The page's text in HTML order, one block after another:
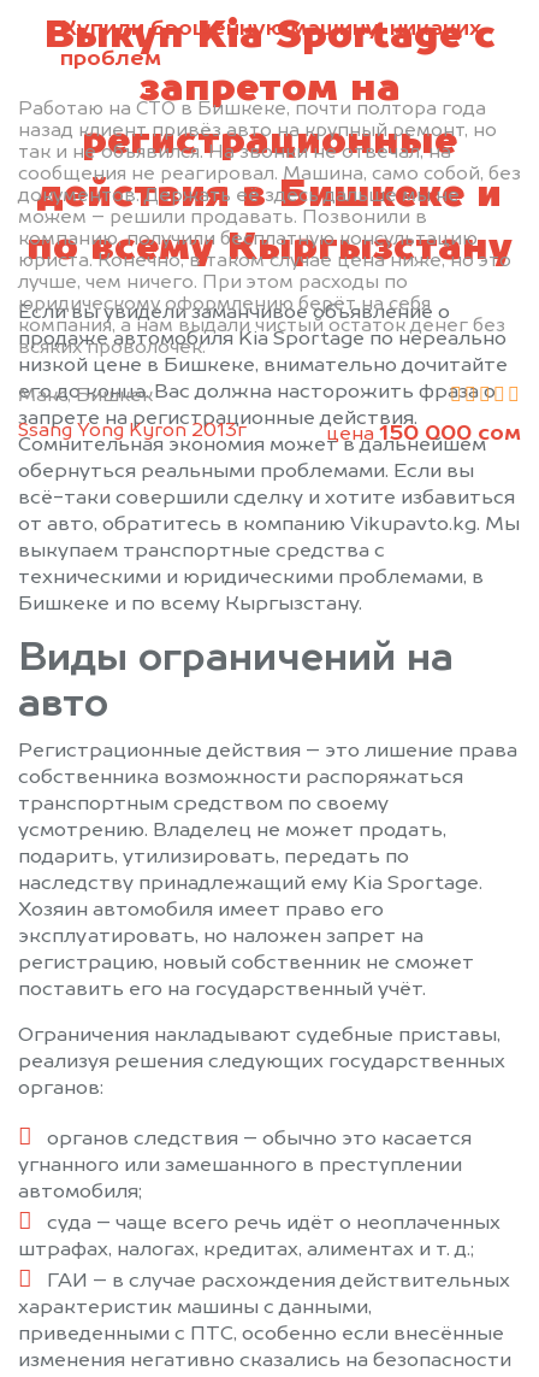
Купили брошенную машину, никаких
проблем
Работаю на СТО в Бишкеке, почти полтора года
назад клиент привёз авто на крупный ремонт, но
так и не объявился. На звонки не отвечал, на
сообщения не реагировал. Машина, само собой, без
документов. Держать её здесь дальше мы не
можем – решили продавать. Позвонили в
компанию, получили бесплатную консультацию
юриста. Конечно, в таком случае цена ниже, но это
лучше, чем ничего. При этом расходы по
юридическому оформлению берёт на себя
компания, а нам выдали чистый остаток денег без
всяких проволочек.
Макс, Бишкек
Ssang Yong Kyron 2013г
цена 150 000 сом
Выкуп Kia Sportage с
запретом на
регистрационные
действия в Бишкеке и
по всему Кыргызстану
Если вы увидели заманчивое объявление о
продаже автомобиля Kia Sportage по нереально
низкой цене в Бишкеке, внимательно дочитайте
его до конца. Вас должна насторожить фраза о
запрете на регистрационные действия.
Сомнительная экономия может в дальнейшем
обернуться реальными проблемами. Если вы
всё-таки совершили сделку и хотите избавиться
от авто, обратитесь в компанию Vikupavto.kg. Мы
выкупаем транспортные средства с
техническими и юридическими проблемами, в
Бишкеке и по всему Кыргызстану.
Виды ограничений на
авто
Регистрационные действия – это лишение права
собственника возможности распоряжаться
транспортным средством по своему
усмотрению. Владелец не может продать,
подарить, утилизировать, передать по
наследству принадлежащий ему Kia Sportage.
Хозяин автомобиля имеет право его
эксплуатировать, но наложен запрет на
регистрацию, новый собственник не сможет
поставить его на государственный учёт.
Ограничения накладывают судебные приставы,
реализуя решения следующих государственных
органов:
органов следствия – обычно это касается
угнанного или замешанного в преступлении
автомобиля;
суда – чаще всего речь идёт о неоплаченных
штрафах, налогах, кредитах, алиментах и т. д.;
ГАИ – в случае расхождения действительных
характеристик машины с данными,
приведенными с ПТС, особенно если внесённые
изменения негативно сказались на безопасности